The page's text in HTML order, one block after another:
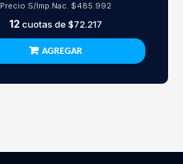
Precio S/Imp.Nac. $485.992
12cuotas de$72.217
AGREGAR